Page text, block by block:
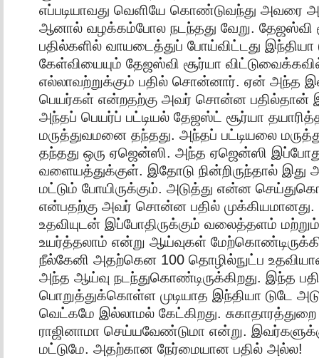
எப்படியாவது வெளியே கொண்டுவந்து அவரை
ஆனால் வழக்கம்போல நடந்தது வேறு.
பதில்களில் வாயடைத்துப் போய்விட்டது இந்தியா
கேள்வியையும் தேஜஸ்வி சூர்யா
எல்லாவற்றுக்கும் பதில் சொன்னார். ஏன் அந்த
பெயர்கள் என்றதற்கு அவர் சொன்ன பதில்தான்
அந்தப் பெயர்ப் பட்டியல் தேஜஸ்ட் சூர்யா
மருத்துவமனை தந்தது. அந்தப் பட்டியலை
தந்தது ஒரு ஏஜென்ஸி. அந்த ஏஜென்ஸி
வளையத்துக்குள். இதோடு நின்றிருந்தால் இது
மட்டும் போயிருக்கும். அடுத்து என்ன
என்பதற்கு அவர் சொன்ன பதில்
உதவியுடன் இப்போதிருக்கும் வலைத்தளம்
உயர்த்தலாம் என்று ஆய்வுகள்
நீல்கேனி அதற்கென 100 தொழில்நுட்ப
அந்த ஆய்வு நடந்துகொண்டிருக்கிறது. இந்த
பொறுத்துக்கொள்ள முடியாத இந்தியா டுடே
வெட்கமே இல்லாமல் கேட்கிறது.
ராஜினாமா செய்யவேண்டுமா என்று.
மட்டுமே. அதற்கான நேர்மையான பதில் அல்ல!